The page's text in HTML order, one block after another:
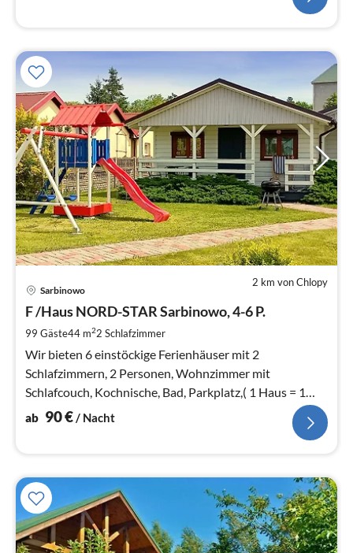
2 km von Chlopy
Sarbinowo
F /Haus NORD-STAR Sarbinowo, 4-6 P.
99 Gäste44 m22 Schlafzimmer
Wir bieten 6 einstöckige Ferienhäuser mit 2
Schlafzimmern, 2 Personen, Wohnzimmer mit
Schlafcouch, Kochnische, Bad, Parkplatz,( 1 Haus = 1
Platz) Spielplatz. Strand 450 m.
ab 90€/ Nacht